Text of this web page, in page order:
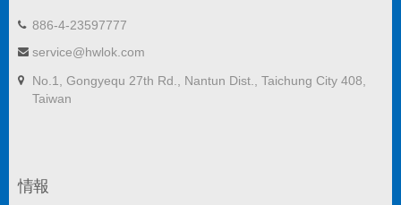
886-4-23597777
service@hwlok.com
No.1, Gongyequ 27th Rd., Nantun Dist., Taichung City 408,
Taiwan
情報